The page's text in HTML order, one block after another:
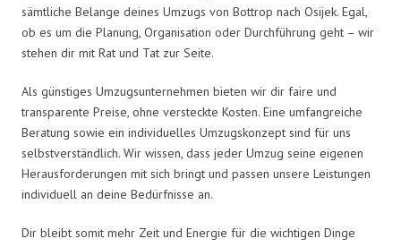
sämtliche Belange deines Umzugs von Bottrop nach Osijek. Egal,
ob es um die Planung, Organisation oder Durchführung geht – wir
stehen dir mit Rat und Tat zur Seite.
Als günstiges Umzugsunternehmen bieten wir dir faire und
transparente Preise, ohne versteckte Kosten. Eine umfangreiche
Beratung sowie ein individuelles Umzugskonzept sind für uns
selbstverständlich. Wir wissen, dass jeder Umzug seine eigenen
Herausforderungen mit sich bringt und passen unsere Leistungen
individuell an deine Bedürfnisse an.
Dir bleibt somit mehr Zeit und Energie für die wichtigen Dinge